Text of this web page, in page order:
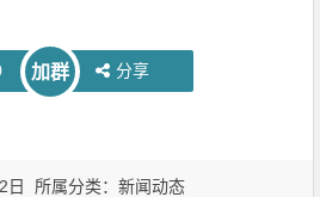
加群 分享
日 所属分类：新闻动态